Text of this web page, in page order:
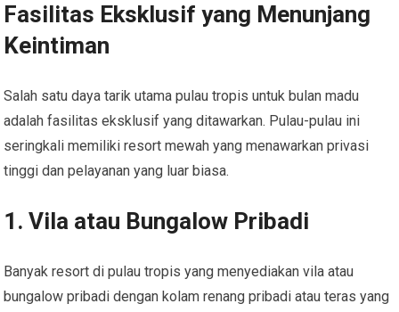
Fasilitas Eksklusif yang Menunjang
Keintiman
Salah satu daya tarik utama pulau tropis untuk bulan madu
adalah fasilitas eksklusif yang ditawarkan. Pulau-pulau ini
seringkali memiliki resort mewah yang menawarkan privasi
tinggi dan pelayanan yang luar biasa.
1. Vila atau Bungalow Pribadi
Banyak resort di pulau tropis yang menyediakan vila atau
bungalow pribadi dengan kolam renang pribadi atau teras yang